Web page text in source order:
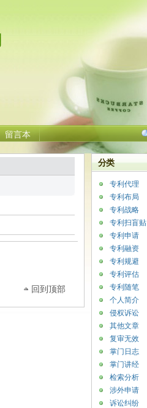
留言本
回到顶部
分类
专利代理
专利布局
专利战略
专利扫盲贴
专利申请
专利融资
专利规避
专利评估
专利随笔
个人简介
侵权诉讼
其他文章
复审无效
掌门日志
掌门讲经
检索分析
涉外申请
诉讼纠纷